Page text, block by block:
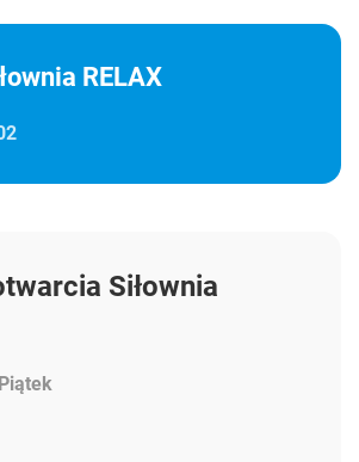
RELAX
Siłownia